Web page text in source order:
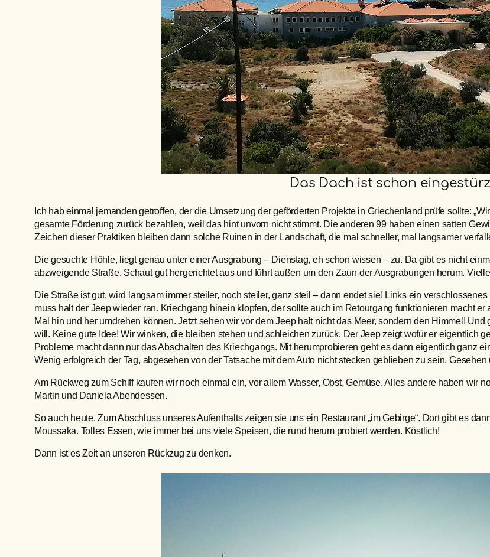
Das Dach ist schon
Ich hab einmal jemanden getroffen, der die Umsetzung der geförderten Projekte in Griechenland prüfe sollte:
gesamte Förderung zurück bezahlen, weil das hint unvorn nicht stimmt. Die anderen 99 haben einen satten
Zeichen dieser Praktiken bleiben dann solche Ruinen in der Landschaft, die mal schneller, mal langsamer
Die gesuchte Höhle, liegt genau unter einer Ausgrabung – Dienstag, eh schon wissen – zu. Da gibt es nicht
abzweigende Straße. Schaut gut hergerichtet aus und führt außen um den Zaun der Ausgrabungen herum.
Die Straße ist gut, wird langsam immer steiler, noch steiler, ganz steil – dann endet sie! Links ein
muss halt der Jeep wieder ran. Kriechgang hinein klopfen, der sollte auch im Retourgang funktionieren macht
Mal hin und her umdrehen können. Jetzt sehen wir vor dem Jeep halt nicht das Meer, sondern den Himmel!
will. Keine gute Idee! Wir winken, die bleiben stehen und schleichen zurück. Der Jeep zeigt wofür er eigentlich
Probleme macht dann nur das Abschalten des Kriechgangs. Mit herumprobieren geht es dann eigentlich ganz
Wenig erfolgreich der Tag, abgesehen von der Tatsache mit dem Auto nicht stecken geblieben zu sein.
Am Rückweg zum Schiff kaufen wir noch einmal ein, vor allem Wasser, Obst, Gemüse. Alles andere haben wir
Martin und Daniela Abendessen.
So auch heute. Zum Abschluss unseres Aufenthalts zeigen sie uns ein Restaurant „im Gebirge“. Dort gibt es
Moussaka. Tolles Essen, wie immer bei uns viele Speisen, die rund herum probiert werden. Köstlich!
Dann ist es Zeit an unseren Rückzug zu denken.